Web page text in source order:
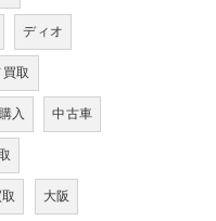
ディオ
取
入 中古車
大阪